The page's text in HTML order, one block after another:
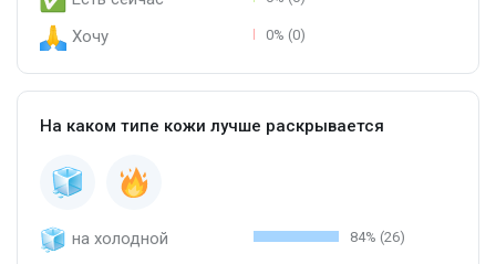
Хочу 0% (0)
На каком типе кожи лучше раскрывается
на холодной 84% (26)